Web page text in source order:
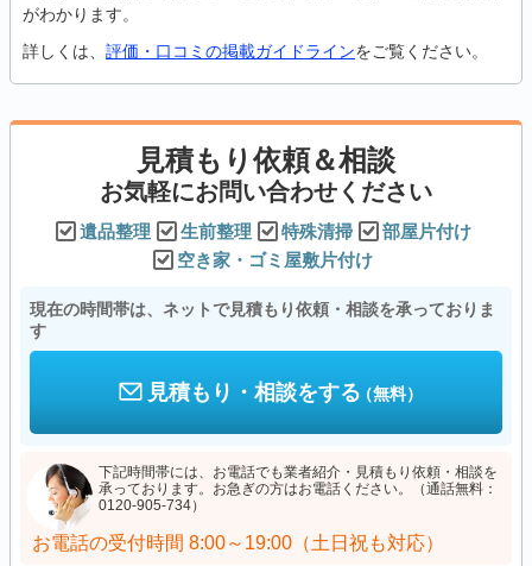
がわかります。
詳しくは、 評価・口コミの掲載ガイドラインをご覧ください。
見積もり依頼＆相談
お気軽にお問い合わせください
遺品整理 生前整理 特殊清掃
部屋片付け
空き家・ゴミ屋敷片付け
現在の時間帯は、ネットで見積もり依頼・相談を承っておりま
す
見積もり・相談をする（無料）
下記時間帯には、お電話でも業者紹介・見積もり依頼・相談を
承っております。お急ぎの方はお電話ください。（通話無料：
0120-905-734）
お電話の受付時間 8:00～19:00（土日祝も対応）